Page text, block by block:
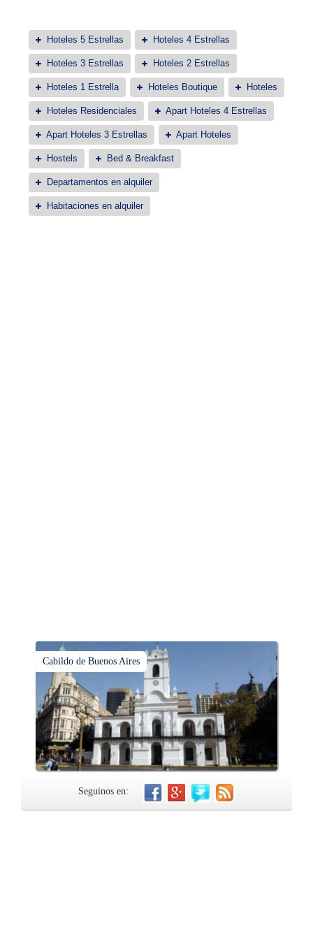
Hoteles 5 Estrellas Hoteles 4 Estrellas
Hoteles 3 Estrellas Hoteles 2 Estrellas
Hoteles 1 Estrella Hoteles Boutique Hoteles
Hoteles Residenciales Apart Hoteles 4 Estrellas
Apart Hoteles 3 Estrellas Apart Hoteles
Hostels Bed & Breakfast
Departamentos en alquiler
Habitaciones en alquiler
Cabildo de Buenos Aires
Seguinos en: